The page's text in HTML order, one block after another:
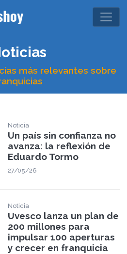
más relevantes sobre
Noticia
Un país sin confianza no
avanza: la reflexión de
Eduardo Tormo
27/05/26
Noticia
Uvesco lanza un plan de
200 millones para
impulsar 100 aperturas
y crecer en franquicia